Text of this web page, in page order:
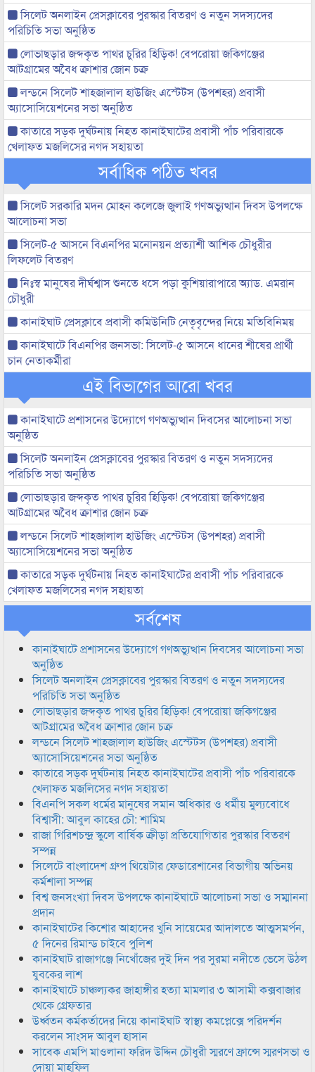
সিলেট অনলাইন প্রেসক্লাবের পুরস্কার বিতরণ ও নতুন সদস্যদের
পরিচিতি সভা অনুষ্ঠিত
লোভাছড়ার জব্দকৃত পাথর চুরির হিড়িক! বেপরোয়া জকিগঞ্জের
আটগ্রামের অবৈধ ক্রাশার জোন চক্র
লন্ডনে সিলেট শাহজালাল হাউজিং এস্টেটস (উপশহর) প্রবাসী
অ্যাসোসিয়েশনের সভা অনুষ্ঠিত
কাতারে সড়ক দুর্ঘটনায় নিহত কানাইঘাটের প্রবাসী পাঁচ পরিবারকে
খেলাফত মজলিসের নগদ সহায়তা
সর্বাধিক পঠিত খবর
সিলেট সরকারি মদন মোহন কলেজে জুলাই গণঅভ্যুত্থান দিবস উপলক্ষে
আলোচনা সভা
সিলেট-৫ আসনে বিএনপির মনোনয়ন প্রত্যাশী আশিক চৌধুরীর
লিফলেট বিতরণ
নিঃস্ব মানুষের দীর্ঘশ্বাস শুনতে ধসে পড়া কুশিয়ারাপারে অ্যাড. এমরান
চৌধুরী
কানাইঘাট প্রেসক্লাবে প্রবাসী কমিউনিটি নেতৃবৃন্দের নিয়ে মতিবিনিময়
কানাইঘাটে বিএনপির জনসভা: সিলেট-৫ আসনে ধানের শীষের প্রার্থী
চান নেতাকর্মীরা
এই বিভাগের আরো খবর
কানাইঘাটে প্রশাসনের উদ্যোগে গণঅভ্যুত্থান দিবসের আলোচনা সভা
অনুষ্ঠিত
সিলেট অনলাইন প্রেসক্লাবের পুরস্কার বিতরণ ও নতুন সদস্যদের
পরিচিতি সভা অনুষ্ঠিত
লোভাছড়ার জব্দকৃত পাথর চুরির হিড়িক! বেপরোয়া জকিগঞ্জের
আটগ্রামের অবৈধ ক্রাশার জোন চক্র
লন্ডনে সিলেট শাহজালাল হাউজিং এস্টেটস (উপশহর) প্রবাসী
অ্যাসোসিয়েশনের সভা অনুষ্ঠিত
কাতারে সড়ক দুর্ঘটনায় নিহত কানাইঘাটের প্রবাসী পাঁচ পরিবারকে
খেলাফত মজলিসের নগদ সহায়তা
সর্বশেষ
কানাইঘাটে প্রশাসনের উদ্যোগে গণঅভ্যুত্থান দিবসের আলোচনা সভা
অনুষ্ঠিত
সিলেট অনলাইন প্রেসক্লাবের পুরস্কার বিতরণ ও নতুন সদস্যদের
পরিচিতি সভা অনুষ্ঠিত
লোভাছড়ার জব্দকৃত পাথর চুরির হিড়িক! বেপরোয়া জকিগঞ্জের
আটগ্রামের অবৈধ ক্রাশার জোন চক্র
লন্ডনে সিলেট শাহজালাল হাউজিং এস্টেটস (উপশহর) প্রবাসী
অ্যাসোসিয়েশনের সভা অনুষ্ঠিত
কাতারে সড়ক দুর্ঘটনায় নিহত কানাইঘাটের প্রবাসী পাঁচ পরিবারকে
খেলাফত মজলিসের নগদ সহায়তা
বিএনপি সকল ধর্মের মানুষের সমান অধিকার ও ধর্মীয় মুল্যবোধে
বিশ্বাসী: আবুল কাহের চৌ: শামিম
রাজা গিরিশচন্দ্র স্কুলে বার্ষিক ক্রীড়া প্রতিযোগিতার পুরস্কার বিতরণ
সম্পন্ন
সিলেটে বাংলাদেশ গ্রুপ থিয়েটার ফেডারেশানের বিভাগীয় অভিনয়
কর্মশালা সম্পন্ন
বিশ্ব জনসংখ্যা দিবস উপলক্ষে কানাইঘাটে আলোচনা সভা ও সম্মাননা
প্রদান
কানাইঘাটের কিশোর আহাদের খুনি সায়েমের আদালতে আত্মসমর্পন,
৫ দিনের রিমান্ড চাইবে পুলিশ
কানাইঘাট রাজাগঞ্জে নিখোঁজের দুই দিন পর সুরমা নদীতে ভেসে উঠল
যুবকের লাশ
কানাইঘাটে চাঞ্চল্যকর জাহাঙ্গীর হত্যা মামলার ৩ আসামী কক্সবাজার
থেকে গ্রেফতার
উর্ধ্বতন কর্মকর্তাদের নিয়ে কানাইঘাট স্বাস্থ্য কমপ্লেক্সে পরিদর্শন
করলেন সাংসদ আবুল হাসান
সাবেক এমপি মাওলানা ফরিদ উদ্দিন চৌধুরী স্মরণে ফ্রান্সে স্মরণসভা ও
দোয়া মাহফিল